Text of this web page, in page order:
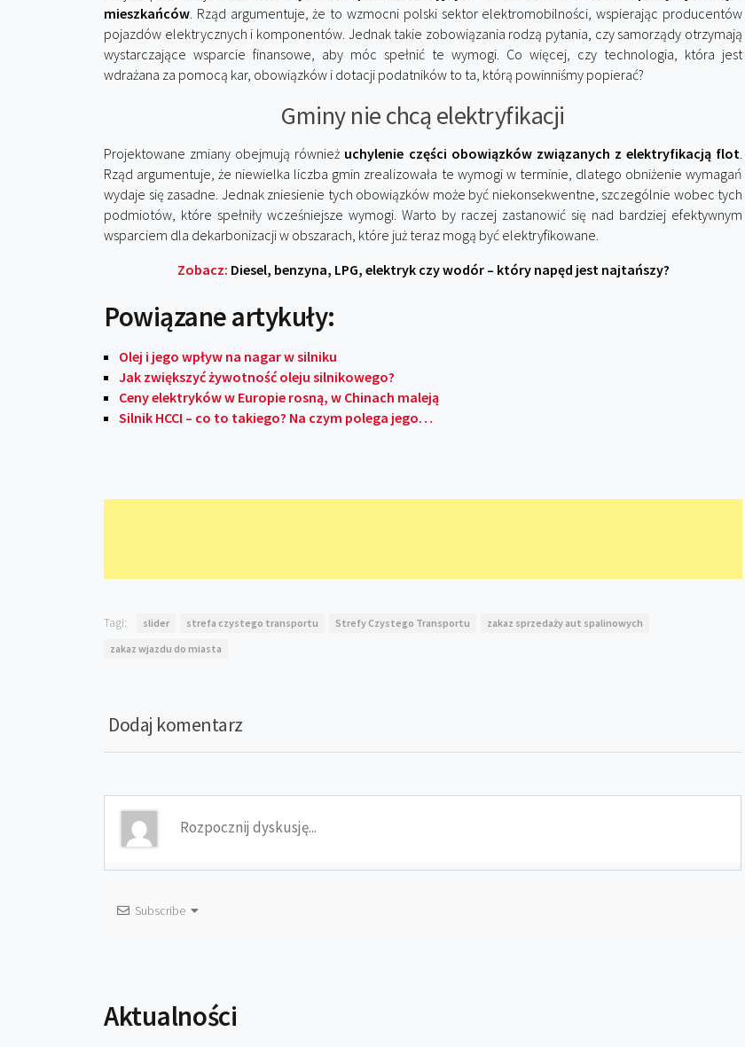
mieszkańców. Rząd argumentuje, że to wzmocni polski sektor elektromobilności, wspierając producentów
pojazdów elektrycznych i komponentów. Jednak takie zobowiązania rodzą pytania, czy samorządy otrzymają
wystarczające wsparcie finansowe, aby móc spełnić te wymogi. Co więcej, czy technologia, która jest
wdrażana za pomocą kar, obowiązków i dotacji podatników to ta, którą powinniśmy popierać?
Gminy nie chcą elektryfikacji
Projektowane zmiany obejmują również uchylenie części obowiązków związanych z elektryfikacją flot.
Rząd argumentuje, że niewielka liczba gmin zrealizowała te wymogi w terminie, dlatego obniżenie wymagań
wydaje się zasadne. Jednak zniesienie tych obowiązków może być niekonsekwentne, szczególnie wobec tych
podmiotów, które spełniły wcześniejsze wymogi. Warto by raczej zastanowić się nad bardziej efektywnym
wsparciem dla dekarbonizacji w obszarach, które już teraz mogą być elektryfikowane.
Zobacz: Diesel, benzyna, LPG, elektryk czy wodór – który napęd jest najtańszy?
Powiązane artykuły:
Olej i jego wpływ na nagar w silniku
Jak zwiększyć żywotność oleju silnikowego?
Ceny elektryków w Europie rosną, w Chinach maleją
Silnik HCCI – co to takiego? Na czym polega jego…
Tagi: slider strefa czystego transportu Strefy Czystego Transportu
zakaz sprzedaży aut spalinowych
zakaz wjazdu do miasta
Dodaj komentarz
Subscribe
Aktualności